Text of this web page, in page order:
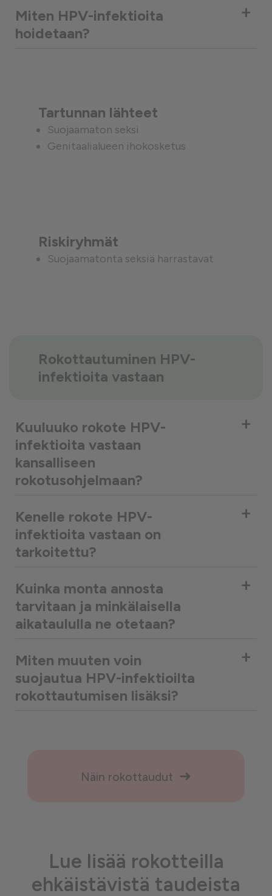
Miten HPV-infektioita
hoidetaan?
+
Tartunnan lähteet
Suojaamaton seksi
Genitaalialueen ihokosketus
Riskiryhmät
Suojaamatonta seksiä harrastavat
Rokottautuminen HPV-
infektioita vastaan
Kuuluuko rokote HPV-
infektioita vastaan
kansalliseen
rokotusohjelmaan?
+
Kenelle rokote HPV-
infektioita vastaan on
tarkoitettu?
+
Kuinka monta annosta
tarvitaan ja minkälaisella
aikataululla ne otetaan?
+
Miten muuten voin
suojautua HPV-infektioilta
rokottautumisen lisäksi?
+
Näin rokottaudut
Lue lisää rokotteilla
ehkäistävistä taudeista